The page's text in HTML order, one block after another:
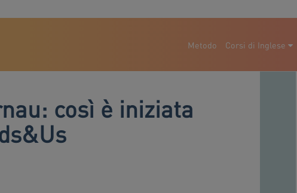
Metodo Corsi di Inglese
così è iniziata